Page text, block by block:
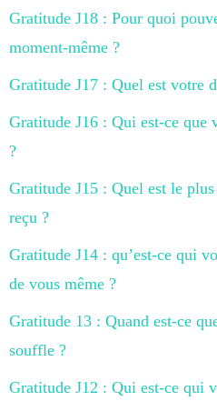
Gratitude J18 : Pour quoi
moment-même ?
Gratitude J17 : Quel est votre
Gratitude J16 : Qui est-ce que
?
Gratitude J15 : Quel est le
reçu ?
Gratitude J14 : qu’est-ce qui
de vous même ?
Gratitude 13 : Quand est-ce
souffle ?
Gratitude J12 : Qui est-ce qui